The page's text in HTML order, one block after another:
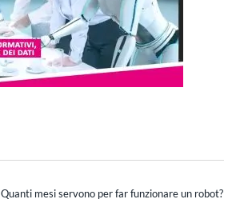
Quanti mesi servono per far funzionare un robot?